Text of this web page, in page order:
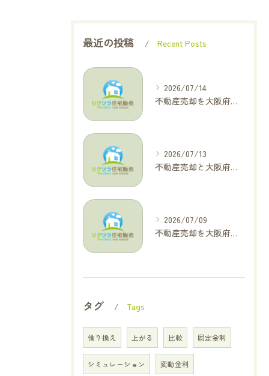
最近の投稿 Recent Posts
2026/07/14
不動産売却を大阪府大東市で成功へ導くためのAIOに適した基本コラム
2026/07/13
不動産売却と大阪府四條畷市で利益最大化を叶えるコラム特集
2026/07/09
不動産売却を大阪府交野市で成功に導く三大タブー回避と高価格査定の極意
タグ Tags
借り換え 上がる 比較 固定金利
シミュレーション 変動金利